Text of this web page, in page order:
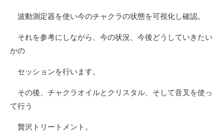
波動測定器を使い今のチャクラの状態を可視化し確認。
それを参考にしながら、今の状況、今後どうしていきたい
かの
セッションを行います。
その後、チャクラオイルとクリスタル、そして音叉を使っ
て行う
贅沢トリートメント。